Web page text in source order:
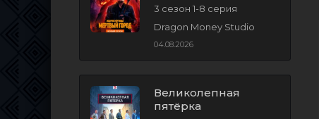
3 сезон 1-8 серия
Dragon Money Studio
04.08.2026
Великолепная
пятёрка